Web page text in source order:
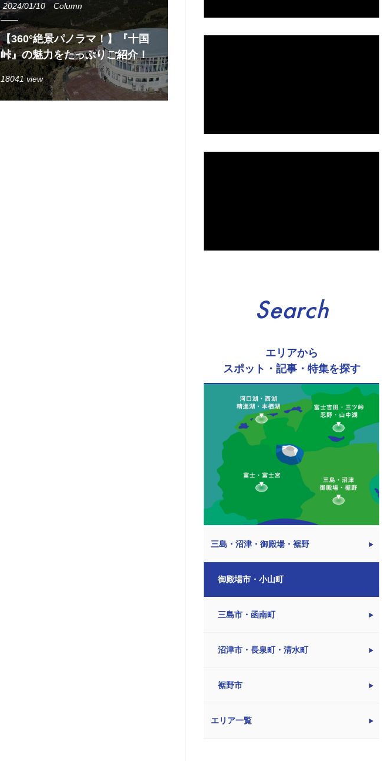
2024/01/10 Column
【360°絶景パノラマ！】『十国
峠』の魅力をたっぷりご紹介！
18041 view
Search
エリアから
スポット・記事・特集を探す
三島・沼津・御殿場・裾野
御殿場市・小山町
三島市・函南町
沼津市・長泉町・清水町
裾野市
エリア一覧